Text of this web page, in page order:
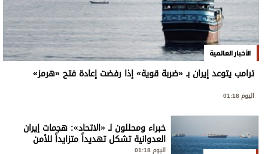
الأخبار العالمية
ترامب يتوعد إيران بـ «ضربة قوية» إذا رفضت إعادة فتح «هرمز»
اليوم 01:18
خبراء ومحللون لـ «الاتحاد»: هجمات إيران
العدوانية تشكل تهديداً متزايداً للأمن
اليوم 01:18